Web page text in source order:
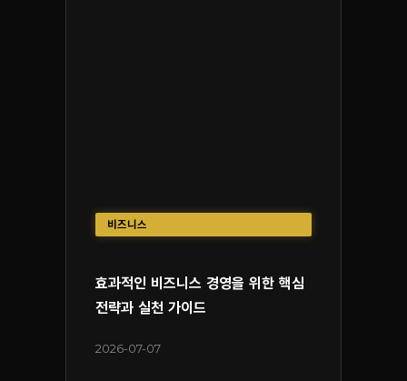
비즈니스
효과적인 비즈니스 경영을 위한 핵심
전략과 실천 가이드
2026-07-07